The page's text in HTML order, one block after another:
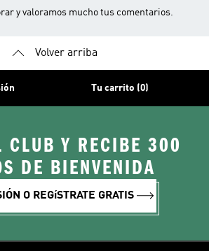
y valoramos mucho tus comentarios.
Volver arriba
Tu carrito (0)
CLUB Y RECIBE 300
DE BIENVENIDA
O REGíSTRATE GRATIS